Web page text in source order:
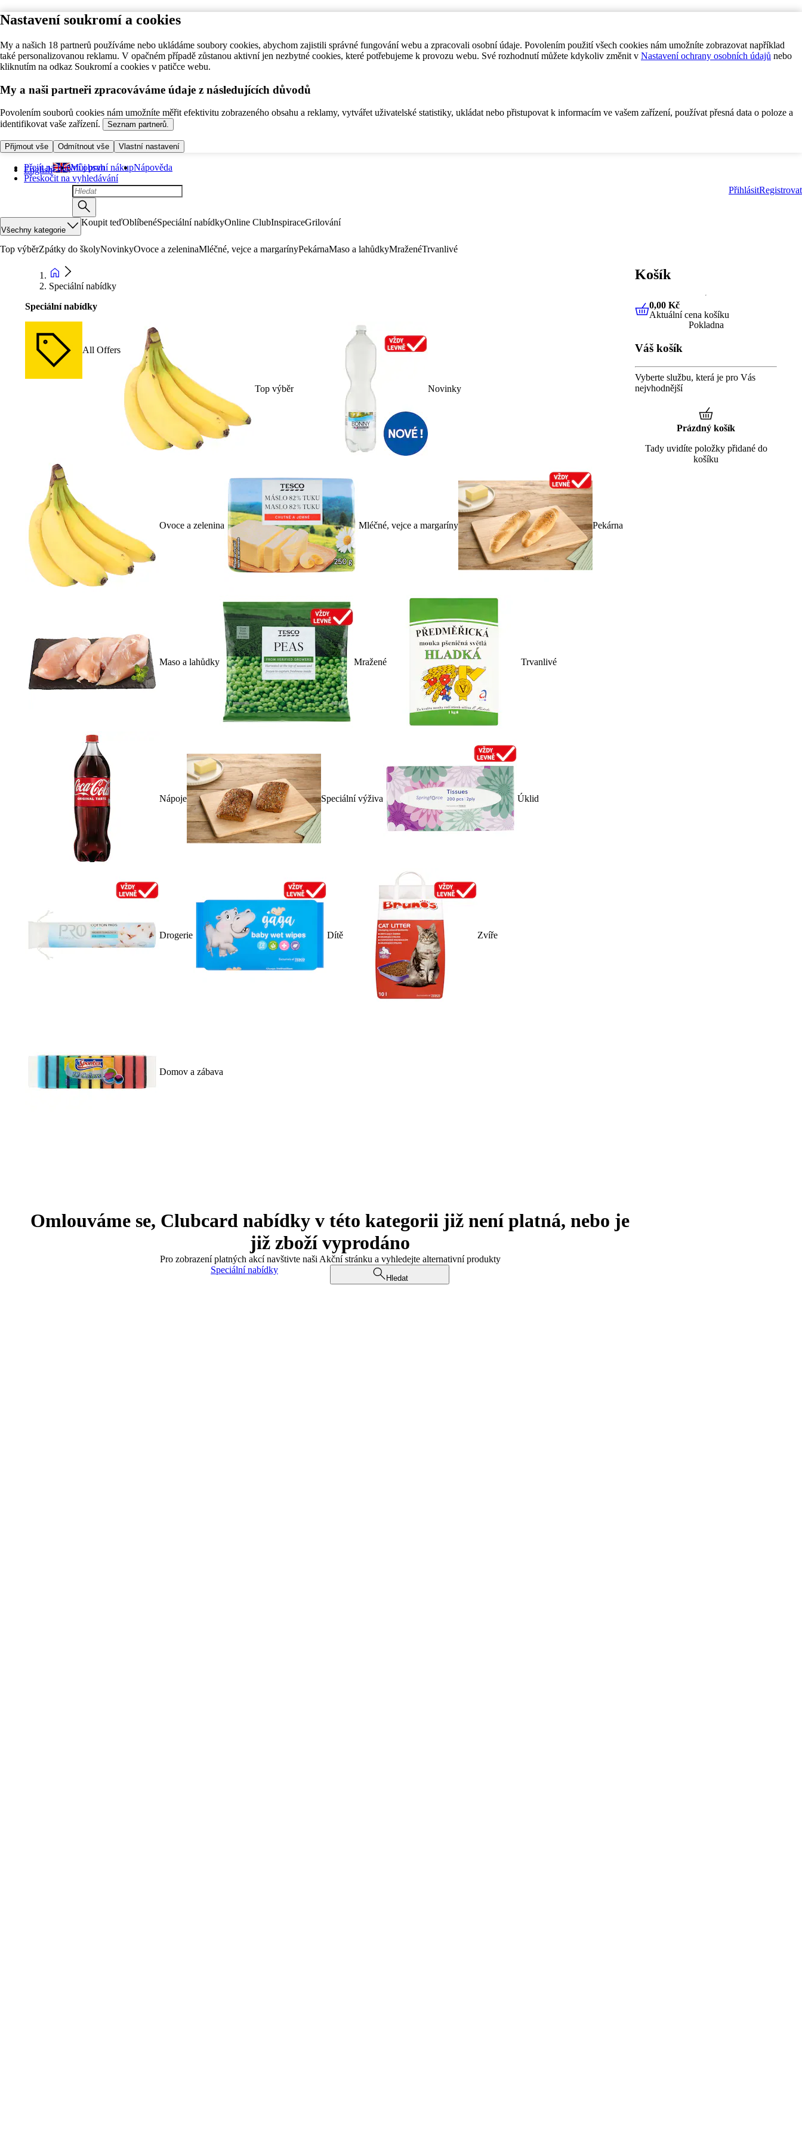
Nastavení soukromí a cookies
My a našich 18 partnerů používáme nebo ukládáme soubory cookies, abychom zajistili správné fungování webu a zpracovali osobní údaje. Povolením použití všech cookies nám umožníte zobrazovat například
také personalizovanou reklamu. V opačném případě zůstanou aktivní jen nezbytné cookies, které potřebujeme k provozu webu. Své rozhodnutí můžete kdykoliv změnit v Nastavení ochrany osobních údajů nebo
kliknutím na odkaz Soukromí a cookies v patičce webu.
My a naši partneři zpracováváme údaje z následujících důvodů
Povolením souborů cookies nám umožníte měřit efektivitu zobrazeného obsahu a reklamy, vytvářet uživatelské statistiky, ukládat nebo přistupovat k informacím ve vašem zařízení, používat přesná data o poloze a
identifikovat vaše zařízení.
Seznam partnerů.
Přijmout vše Odmítnout vše Vlastní nastavení
Přejít na hlavní obsah
Přeskočit na vyhledávání
English Můj první nákupNápověda
PřihlásitRegistrovat
Všechny kategorie
Koupit teďOblíbenéSpeciální nabídkyOnline ClubInspiraceGrilování
Top výběrZpátky do školyNovinkyOvoce a zeleninaMléčné, vejce a margarínyPekárnaMaso a lahůdkyMraženéTrvanlivé
Speciální nabídky
Speciální nabídky
All Offers
Top výběr Novinky
Ovoce a zelenina Mléčné, vejce a margaríny Pekárna
Maso a lahůdky Mražené Trvanlivé
Nápoje Speciální výživa Úklid
Drogerie Dítě Zvíře
Domov a zábava
Omlouváme se, Clubcard nabídky v této kategorii již není platná, nebo je
již zboží vyprodáno
Pro zobrazení platných akcí navštivte naši Akční stránku a vyhledejte alternativní produkty
Speciální nabídky
Hledat
Košík
0,00 KčAktuální cena košíku
0,00 Kč
Aktuální cena košíku
Pokladna
Váš košík
Vyberte službu, která je pro Vás
nejvhodnější
Prázdný košík
Tady uvidíte položky přidané do
košíku